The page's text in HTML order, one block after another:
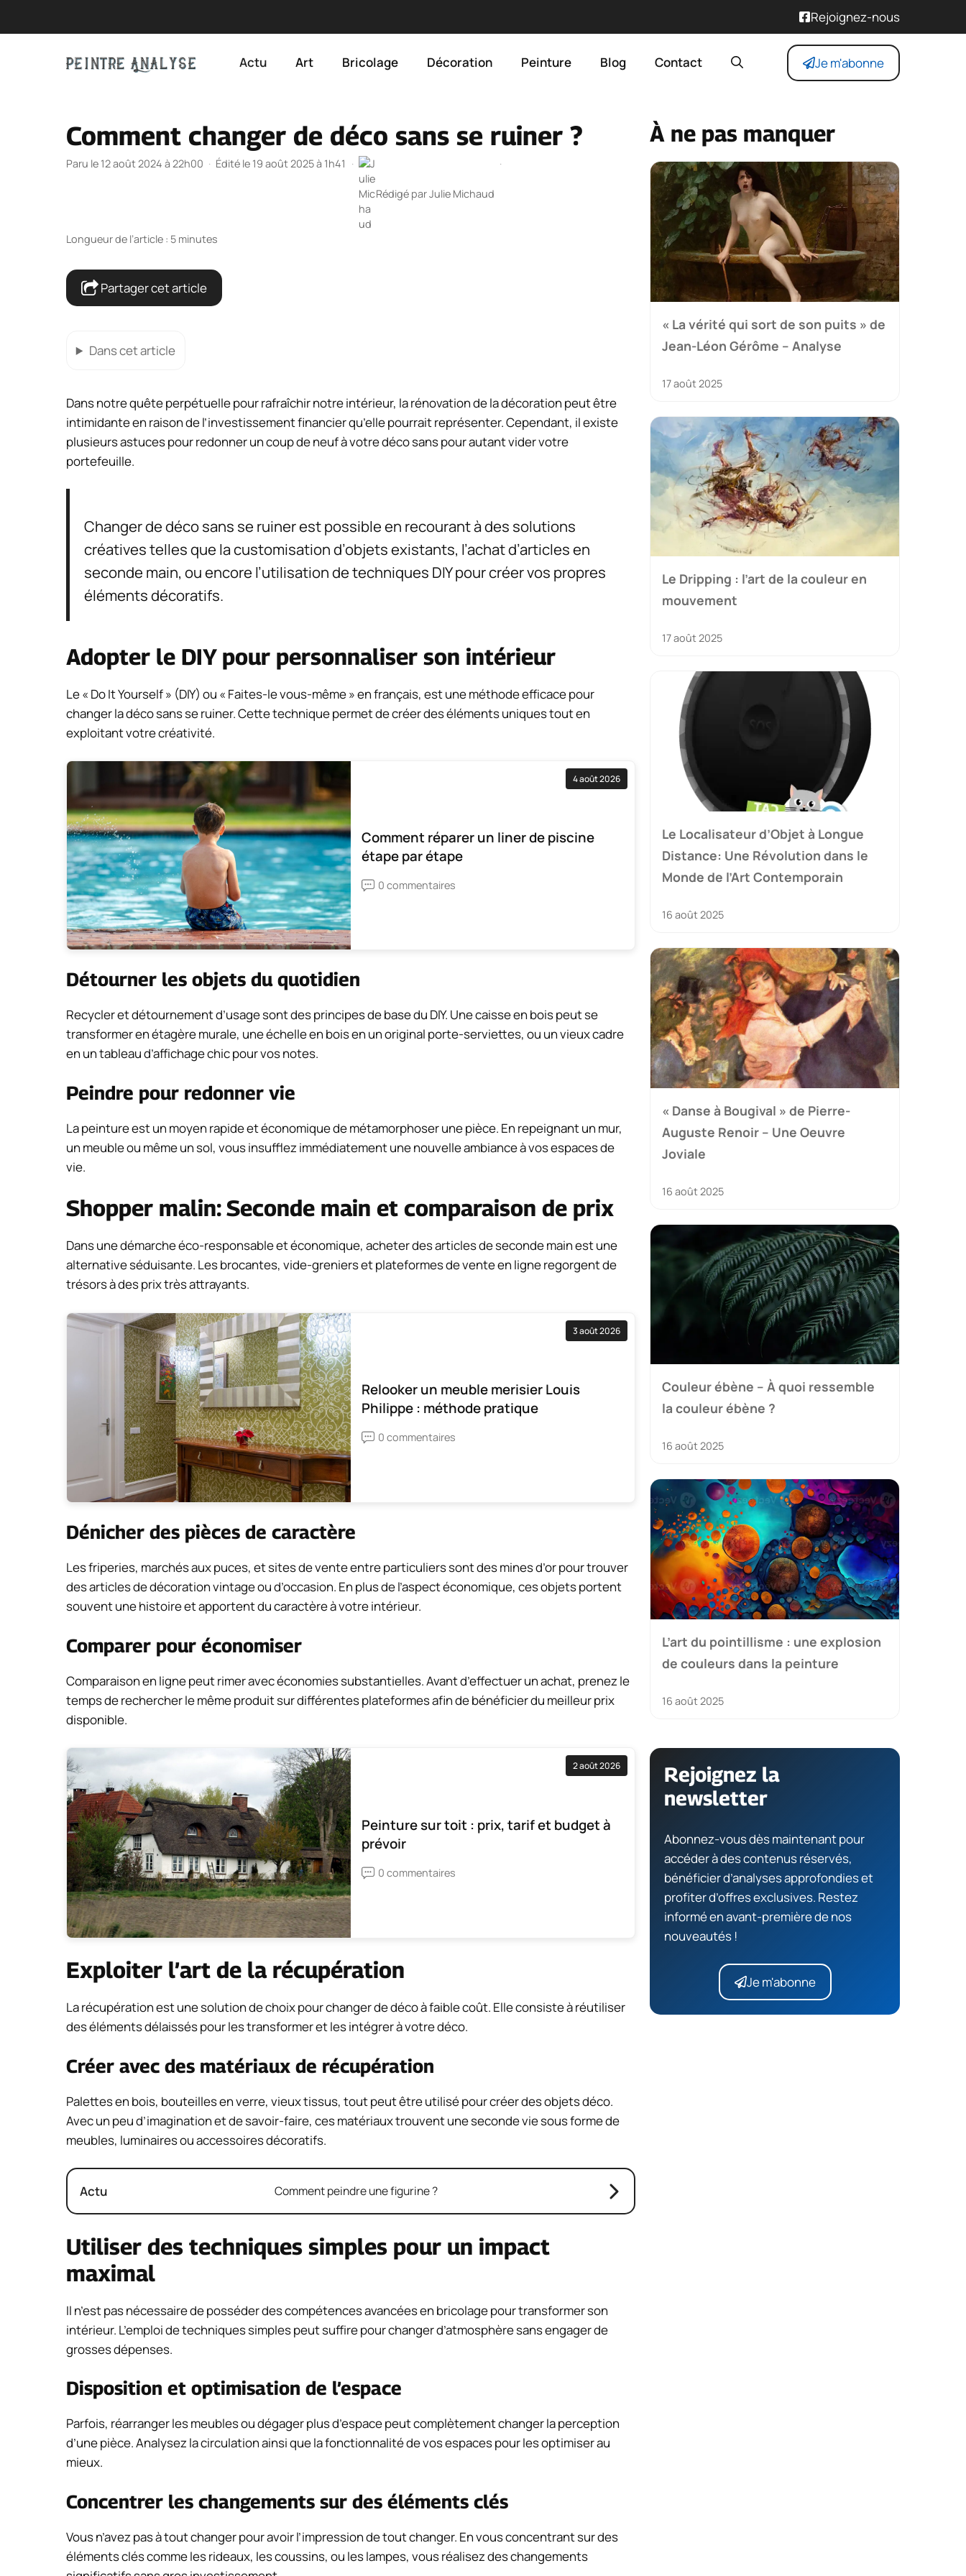
Rejoignez-nous
Actu Art Bricolage Décoration Peinture Blog Contact Je m'abonne
Comment changer de déco sans se ruiner ?
Paru le 12 août 2024 à 22h00 · Édité le 19 août 2025 à 1h41 ·
Rédigé parJulie Michaud
·
Longueur de l’article : 5 minutes
Partager cet article
Dans cet article
Dans notre quête perpétuelle pour rafraîchir notre intérieur, la rénovation de la décoration peut être
intimidante en raison de l’investissement financier qu’elle pourrait représenter. Cependant, il existe
plusieurs astuces pour redonner un coup de neuf à votre déco sans pour autant vider votre
portefeuille.
Changer de déco sans se ruiner est possible en recourant à des solutions
créatives telles que la customisation d’objets existants, l’achat d’articles en
seconde main, ou encore l’utilisation de techniques DIY pour créer vos propres
éléments décoratifs.
Adopter le DIY pour personnaliser son intérieur
Le « Do It Yourself » (DIY) ou « Faites-le vous-même » en français, est une méthode efficace pour
changer la déco sans se ruiner. Cette technique permet de créer des éléments uniques tout en
exploitant votre créativité.
4 août 2026
Comment réparer un liner de piscine
étape par étape
0 commentaires
Détourner les objets du quotidien
Recycler et détournement d’usage sont des principes de base du DIY. Une caisse en bois peut se
transformer en étagère murale, une échelle en bois en un original porte-serviettes, ou un vieux cadre
en un tableau d’affichage chic pour vos notes.
Peindre pour redonner vie
La peinture est un moyen rapide et économique de métamorphoser une pièce. En repeignant un mur,
un meuble ou même un sol, vous insufflez immédiatement une nouvelle ambiance à vos espaces de
vie.
Shopper malin: Seconde main et comparaison de prix
Dans une démarche éco-responsable et économique, acheter des articles de seconde main est une
alternative séduisante. Les brocantes, vide-greniers et plateformes de vente en ligne regorgent de
trésors à des prix très attrayants.
3 août 2026
Relooker un meuble merisier Louis
Philippe : méthode pratique
0 commentaires
Dénicher des pièces de caractère
Les friperies, marchés aux puces, et sites de vente entre particuliers sont des mines d’or pour trouver
des articles de décoration vintage ou d’occasion. En plus de l’aspect économique, ces objets portent
souvent une histoire et apportent du caractère à votre intérieur.
Comparer pour économiser
Comparaison en ligne peut rimer avec économies substantielles. Avant d’effectuer un achat, prenez le
temps de rechercher le même produit sur différentes plateformes afin de bénéficier du meilleur prix
disponible.
2 août 2026
Peinture sur toit : prix, tarif et budget à
prévoir
0 commentaires
Exploiter l’art de la récupération
La récupération est une solution de choix pour changer de déco à faible coût. Elle consiste à réutiliser
des éléments délaissés pour les transformer et les intégrer à votre déco.
Créer avec des matériaux de récupération
Palettes en bois, bouteilles en verre, vieux tissus, tout peut être utilisé pour créer des objets déco.
Avec un peu d’imagination et de savoir-faire, ces matériaux trouvent une seconde vie sous forme de
meubles, luminaires ou accessoires décoratifs.
Actu Comment peindre une figurine ?
Utiliser des techniques simples pour un impact
maximal
Il n’est pas nécessaire de posséder des compétences avancées en bricolage pour transformer son
intérieur. L’emploi de techniques simples peut suffire pour changer d’atmosphère sans engager de
grosses dépenses.
Disposition et optimisation de l’espace
Parfois, réarranger les meubles ou dégager plus d’espace peut complètement changer la perception
d’une pièce. Analysez la circulation ainsi que la fonctionnalité de vos espaces pour les optimiser au
mieux.
Concentrer les changements sur des éléments clés
Vous n’avez pas à tout changer pour avoir l’impression de tout changer. En vous concentrant sur des
éléments clés comme les rideaux, les coussins, ou les lampes, vous réalisez des changements
À ne pas manquer
« La vérité qui sort de son puits » de
Jean-Léon Gérôme – Analyse
17 août 2025
Le Dripping : l’art de la couleur en
mouvement
17 août 2025
Le Localisateur d’Objet à Longue
Distance: Une Révolution dans le
Monde de l’Art Contemporain
16 août 2025
« Danse à Bougival » de Pierre-
Auguste Renoir – Une Oeuvre
Joviale
16 août 2025
Couleur ébène – À quoi ressemble
la couleur ébène ?
16 août 2025
L’art du pointillisme : une explosion
de couleurs dans la peinture
16 août 2025
Rejoignez la
newsletter
Abonnez-vous dès maintenant pour
accéder à des contenus réservés,
bénéficier d’analyses approfondies et
profiter d’offres exclusives. Restez
informé en avant-première de nos
nouveautés !
Je m'abonne